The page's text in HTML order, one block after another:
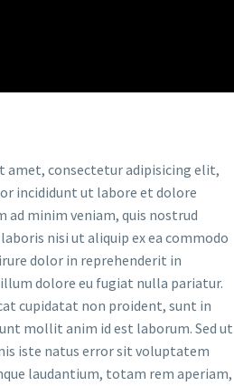
amet, consectetur adipisicing elit,
incididunt ut labore et dolore
ad minim veniam, quis nostrud
nisi ut aliquip ex ea commodo
dolor in reprehenderit in
dolore eu fugiat nulla pariatur.
cupidatat non proident, sunt in
mollit anim id est laborum. Sed ut
iste natus error sit voluptatem
laudantium, totam rem aperiam,